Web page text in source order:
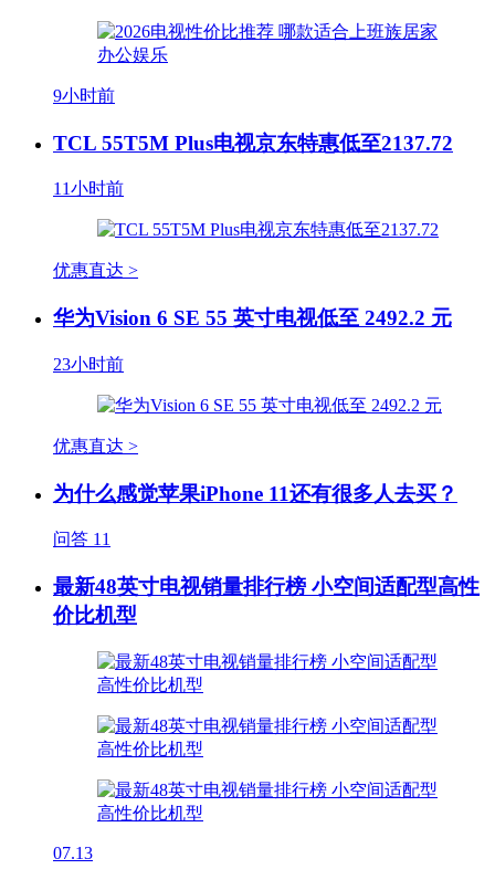
9小时前
TCL 55T5M Plus电视京东特惠低至2137.72
11小时前
优惠直达 >
华为Vision 6 SE 55 英寸电视低至 2492.2 元
23小时前
优惠直达 >
为什么感觉苹果iPhone 11还有很多人去买？
问答 11
最新48英寸电视销量排行榜 小空间适配型高性
价比机型
07.13